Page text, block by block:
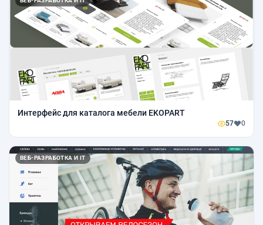
Интерфейс для каталога мебели EKOPART
57 0
ВЕБ-РАЗРАБОТКА И IT